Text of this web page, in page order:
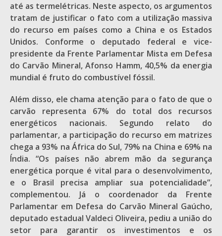
até as termelétricas. Neste aspecto, os argumentos
tratam de justificar o fato com a utilização massiva
do recurso em países como a China e os Estados
Unidos. Conforme o deputado federal e vice-
presidente da Frente Parlamentar Mista em Defesa
do Carvão Mineral, Afonso Hamm, 40,5% da energia
mundial é fruto do combustível fóssil.
Além disso, ele chama atenção para o fato de que o
carvão representa 67% do total dos recursos
energéticos nacionais. Segundo relato do
parlamentar, a participação do recurso em matrizes
chega a 93% na África do Sul, 79% na China e 69% na
Índia. “Os países não abrem mão da segurança
energética porque é vital para o desenvolvimento,
e o Brasil precisa ampliar sua potencialidade”,
complementou. Já o coordenador da Frente
Parlamentar em Defesa do Carvão Mineral Gaúcho,
deputado estadual Valdeci Oliveira, pediu a união do
setor para garantir os investimentos e os